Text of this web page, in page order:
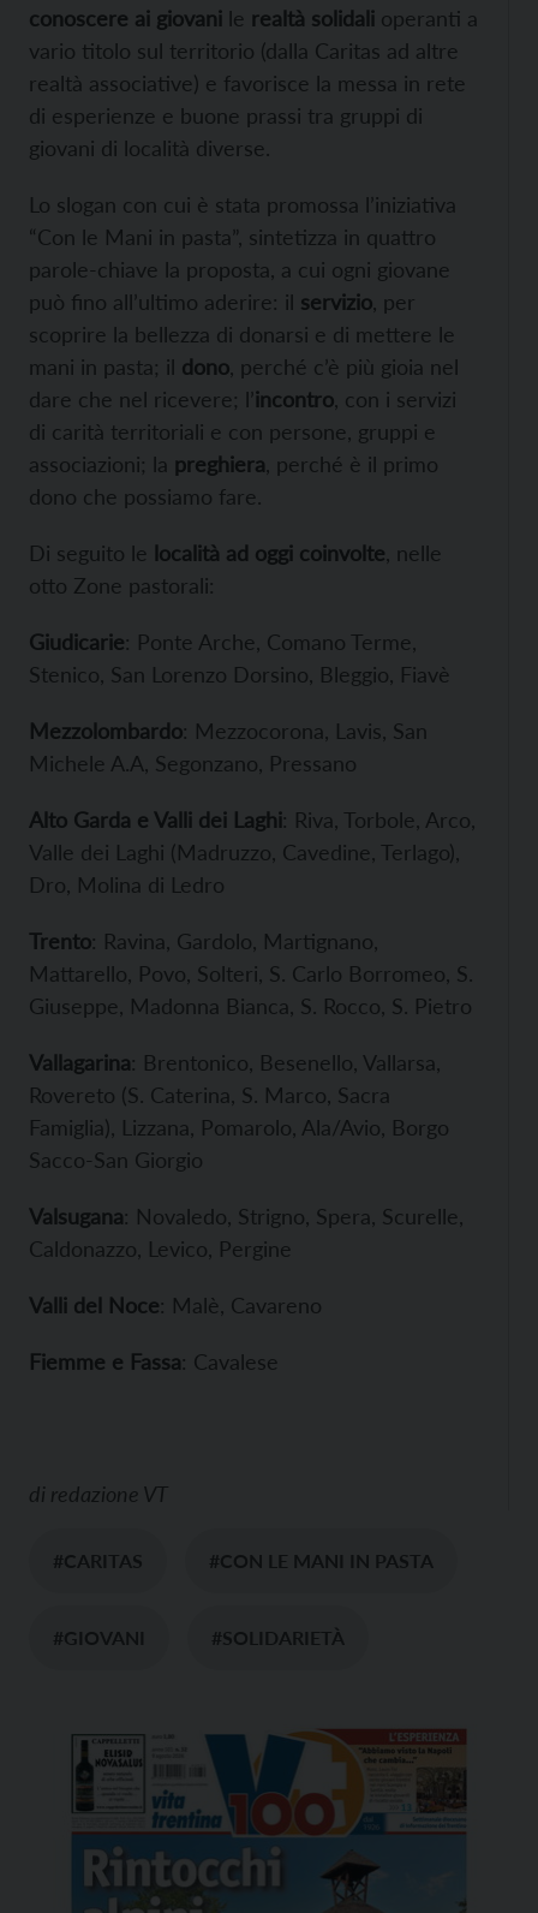
conoscere ai giovani le realtà solidali operanti a
vario titolo sul territorio (dalla Caritas ad altre
realtà associative) e favorisce la messa in rete
di esperienze e buone prassi tra gruppi di
giovani di località diverse.
Lo slogan con cui è stata promossa l’iniziativa
“Con le Mani in pasta”, sintetizza in quattro
parole-chiave la proposta, a cui ogni giovane
può fino all’ultimo aderire: il servizio , per
scoprire la bellezza di donarsi e di mettere le
mani in pasta; il dono , perché c’è più gioia nel
dare che nel ricevere; l’incontro , con i servizi
di carità territoriali e con persone, gruppi e
associazioni; la preghiera , perché è il primo
dono che possiamo fare.
Di seguito le località ad oggi coinvolte , nelle
otto Zone pastorali:
Giudicarie: Ponte Arche, Comano Terme,
Stenico, San Lorenzo Dorsino, Bleggio, Fiavè
Mezzolombardo: Mezzocorona, Lavis, San
Michele A.A, Segonzano, Pressano
Alto Garda e Valli dei Laghi: Riva, Torbole, Arco,
Valle dei Laghi (Madruzzo, Cavedine, Terlago),
Dro, Molina di Ledro
Trento: Ravina, Gardolo, Martignano,
Mattarello, Povo, Solteri, S. Carlo Borromeo, S.
Giuseppe, Madonna Bianca, S. Rocco, S. Pietro
Vallagarina: Brentonico, Besenello, Vallarsa,
Rovereto (S. Caterina, S. Marco, Sacra
Famiglia), Lizzana, Pomarolo, Ala/Avio, Borgo
Sacco-San Giorgio
Valsugana: Novaledo, Strigno, Spera, Scurelle,
Caldonazzo, Levico, Pergine
Valli del Noce: Malè, Cavareno
Fiemme e Fassa: Cavalese
di redazione VT
#CARITAS #CON LE MANI IN PASTA
#GIOVANI #SOLIDARIETÀ